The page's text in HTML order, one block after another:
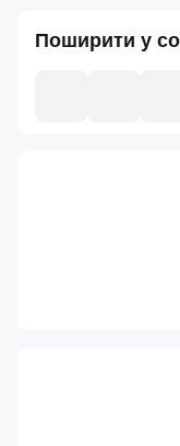
Поширити у